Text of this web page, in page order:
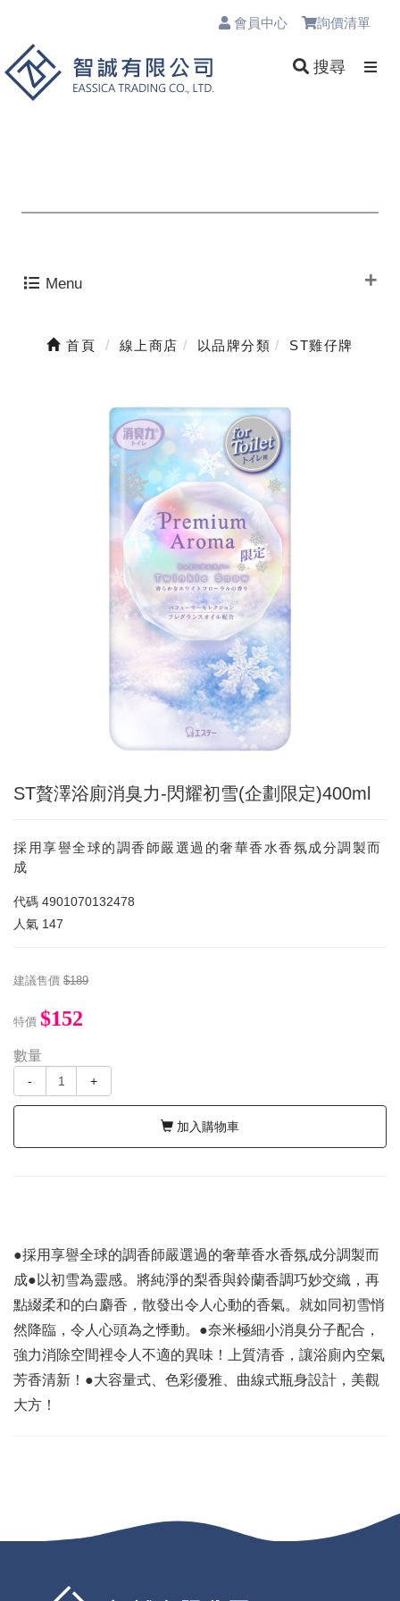
會員中心 詢價清單
搜尋
Menu
首頁 線上商店 以品牌分類 ST雞仔牌
ST贅澤浴廁消臭力-閃耀初雪(企劃限定)400ml
採用享譽全球的調香師嚴選過的奢華香水香氛成分調製而
成
代碼 4901070132478
人氣 147
建議售價 $189
特價 $152
數量
- +
加入購物車
●採用享譽全球的調香師嚴選過的奢華香水香氛成分調製而
成●以初雪為靈感。將純淨的梨香與鈴蘭香調巧妙交織，再
點綴柔和的白麝香，散發出令人心動的香氣。就如同初雪悄
然降臨，令人心頭為之悸動。●奈米極細小消臭分子配合，
強力消除空間裡令人不適的異味！上質清香，讓浴廁內空氣
芳香清新！●大容量式、色彩優雅、曲線式瓶身設計，美觀
大方！